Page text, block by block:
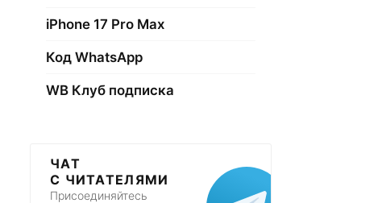
iPhone 17 Pro Max
Код WhatsApp
WB Клуб подписка
ЧАТ
С ЧИТАТЕЛЯМИ
Присоединяйтесь